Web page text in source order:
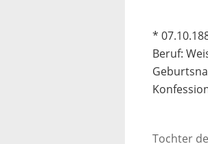
*
Beruf:
Tochter